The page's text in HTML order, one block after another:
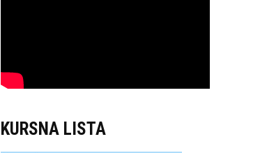
KURSNA LISTA